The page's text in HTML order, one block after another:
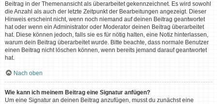
Beitrag in der Themenansicht als überarbeitet gekennzeichnet. Es wird sowohl
die Anzahl als auch der letzte Zeitpunkt der Bearbeitungen angezeigt. Dieser
Hinweis erscheint nicht, wenn noch niemand auf deinen Beitrag geantwortet
hat oder wenn ein Administrator oder Moderator deinen Beitrag überarbeitet
hat. Diese können jedoch, falls sie es für nötig halten, eine Notiz hinterlassen,
warum dein Beitrag überarbeitet wurde. Bitte beachte, dass normale Benutzer
einen Beitrag nicht löschen können, wenn bereits jemand darauf geantwortet
hat.
Nach oben
Wie kann ich meinem Beitrag eine Signatur anfügen?
Um eine Signatur an deinen Beitrag anzufügen, musst du zunächst eine